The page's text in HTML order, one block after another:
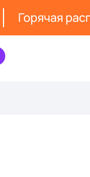
Горячая